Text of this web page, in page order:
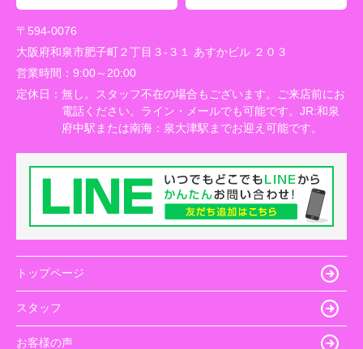
〒594-0076
大阪府和泉市肥子町２丁目３-３１ あすかビル ２０３
営業時間： 9:00～20:00
定休日： 無し。スタッフ不在の場合もございます。ご来店前にお
電話ください。ライン・メールでも可能です。JR:和泉
府中駅または南海：泉大津駅までお迎え可能です。
トップページ
スタッフ
お客様の声